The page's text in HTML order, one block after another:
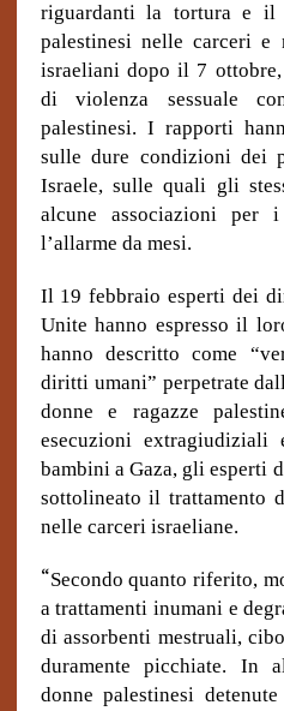
riguardanti la tortura e il
palestinesi nelle carceri e
israeliani dopo il 7 ottobre,
di violenza sessuale
palestinesi. I rapporti
sulle dure condizioni dei
Israele, sulle quali gli
alcune associazioni per
l’allarme da mesi.
Il 19 febbraio esperti dei
Unite hanno espresso il
hanno descritto come
diritti umani” perpetrate
donne e ragazze
esecuzioni
bambini a Gaza, gli esperti
sottolineato il trattamento
nelle carceri israeliane.
“Secondo quanto riferito,
a trattamenti inumani e
di assorbenti mestruali,
duramente picchiate. In
donne palestinesi